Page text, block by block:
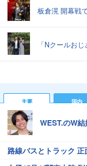
板倉滉 開幕戦
「Nクールお
主要 国内
WEST.のW結
路線バスとトラック 正